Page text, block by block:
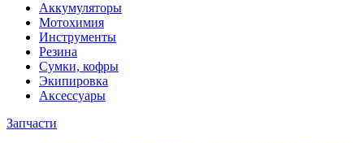
Аккумуляторы
Мотохимия
Инструменты
Резина
Сумки, кофры
Экипировка
Аксессуары
Запчасти